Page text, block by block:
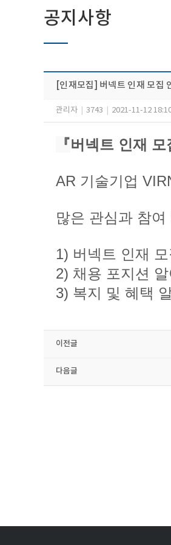
공지사항
[인재모집] 버넥트 인재 모집
관리자 3743 2021-11-12
『버넥트 인재 모
AR 기술기업
많은 관심과 참
1) 버넥트 인재
2) 채용 포지션 알
3) 복지 및 혜택
이전글
다음글